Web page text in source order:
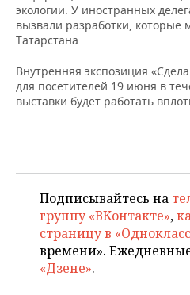
экологии. У иностранных
вызвали разработки, которые
Татарстана.
Внутренняя экспозиция
для посетителей 19 июня в
выставки будет работать
Подписывайтесь на
группу «ВКонтакте»,
страницу в
времени».
«Дзене».